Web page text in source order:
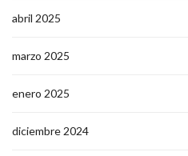
abril 2025
marzo 2025
enero 2025
diciembre 2024